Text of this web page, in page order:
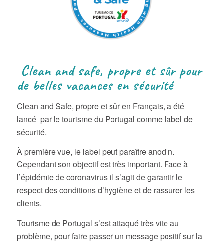
Clean and safe, propre et sûr pour
de belles vacances en sécurité
Clean and Safe, propre et sûr en Français, a été
lancé par le tourisme du Portugal comme label de
sécurité.
À première vue, le label peut paraître anodin.
Cependant son objectif est très important. Face à
l’épidémie de coronavirus il s’agit de garantir le
respect des conditions d’hygiène et de rassurer les
clients.
Tourisme de Portugal s’est attaqué très vite au
problème, pour faire passer un message positif sur la